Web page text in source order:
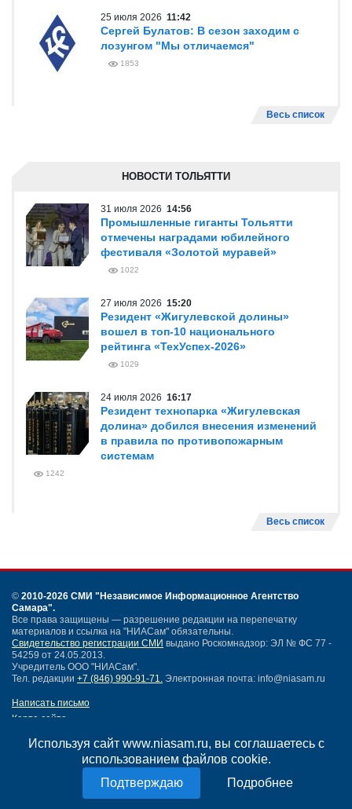
Используя сайт www.niasam.ru, вы соглашаетесь с
использованием файлов cookie.
Подробнее
25 июля 2026 11:42
Сергей Булатов: В сезон заходим с
лозунгом "Мы отличаемся"
1853
Весь список
НОВОСТИ ТОЛЬЯТТИ
31 июля 2026 14:56
Промышленные гиганты Тольятти
отмечены наградами юбилейного
фестиваля «Золотой муравей»
1022
27 июля 2026 15:20
Резидент «Жигулевской долины»
вошел в топ-10 национального
рейтинга «ТехУспех-2026»
1029
24 июля 2026 16:17
Резидент технопарка «Жигулевская
долина» добился внесения изменений
в правила по противопожарным
системам
1242
Весь список
© 2010-2026 СМИ "Независимое Информационное Агентство
Самара".
Все права защищены — разрешение редакции на перепечатку
материалов и ссылка на "НИАСам" обязательны.
Свидетельство регистрации СМИ выдано Роскомнадзор: ЭЛ № ФС 77 -
54259 от 24.05.2013.
Учредитель ООО "НИАСам".
Тел. редакции +7 (846) 990-91-71. Электронная почта: info@niasam.ru
Написать письмо
Карта сайта
Политика конфиденциальности
Согласие на обработку персональных данных